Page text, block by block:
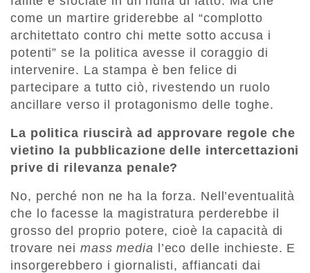
come un martire griderebbe al “complotto
architettato contro chi mette sotto accusa i
potenti” se la politica avesse il coraggio di
intervenire. La stampa è ben felice di
partecipare a tutto ciò, rivestendo un ruolo
ancillare verso il protagonismo delle toghe.
La politica riuscirà ad approvare regole che
vietino la pubblicazione delle intercettazioni
prive di rilevanza penale?
No, perché non ne ha la forza. Nell’eventualità
che lo facesse la magistratura perderebbe il
grosso del proprio potere, cioè la capacità di
trovare nei mass media l’eco delle inchieste. E
insorgerebbero i giornalisti, affiancati dai